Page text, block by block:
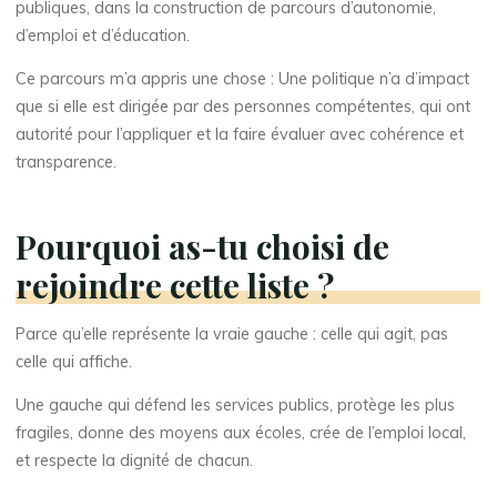
publiques, dans la construction de parcours d’autonomie,
d’emploi et d’éducation.
Ce parcours m’a appris une chose : Une politique n’a d’impact
que si elle est dirigée par des personnes compétentes, qui ont
autorité pour l’appliquer et la faire évaluer avec cohérence et
transparence.
Pourquoi as-tu choisi de
rejoindre cette liste ?
Parce qu’elle représente la vraie gauche : celle qui agit, pas
celle qui affiche.
Une gauche qui défend les services publics, protège les plus
fragiles, donne des moyens aux écoles, crée de l’emploi local,
et respecte la dignité de chacun.